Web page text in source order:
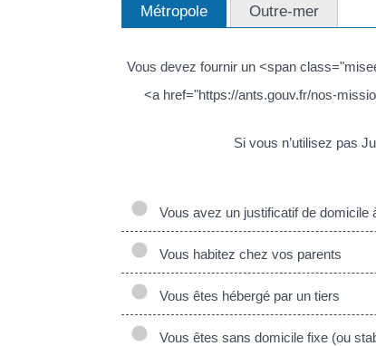
Métropole Outre-mer
Vous devez fournir un <span
<a href="https://ants.gouv.fr/nos-
Si vous n’utilisez pas
Vous avez un justificatif de domicile
Vous habitez chez vos parents
Vous êtes hébergé par un tiers
Vous êtes sans domicile fixe (ou